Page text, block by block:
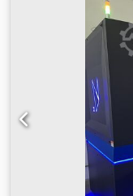
0°/90°/180°
Rjhjr Eixo X = 3500
posição vertical a
posição horizontal
eletrofuso na
eletrofuso na
30 - potência: 4 kW
Armazenamento de
conformidade com